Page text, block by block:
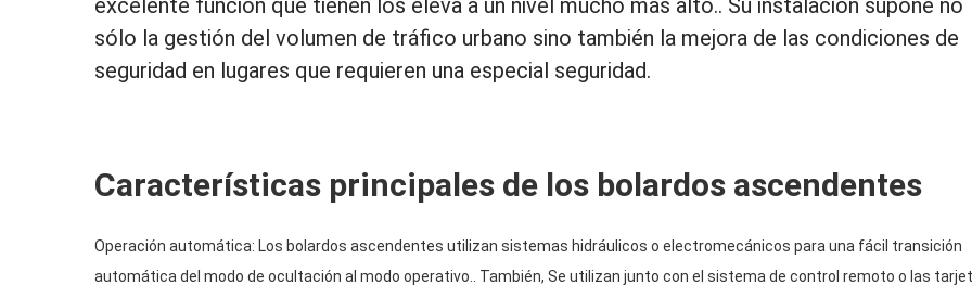
excelente función que tienen los eleva a un nivel mucho más alto.. Su instalación supone no
sólo la gestión del volumen de tráfico urbano sino también la mejora de las condiciones de
seguridad en lugares que requieren una especial seguridad.
Características principales de los bolardos ascendentes
Operación automática: Los bolardos ascendentes utilizan sistemas hidráulicos o electromecánicos para una fácil transición
automática del modo de ocultación al modo operativo.. También, Se utilizan junto con el sistema de control remoto o las